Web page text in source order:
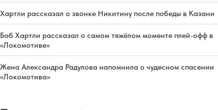
Хартли рассказал о звонке Никитину после победы в Казани
Боб Хартли рассказал о самом тяжёлом моменте плей-офф в
«Локомотиве»
Жена Александра Радулова напомнила о чудесном спасении
«Локомотива»